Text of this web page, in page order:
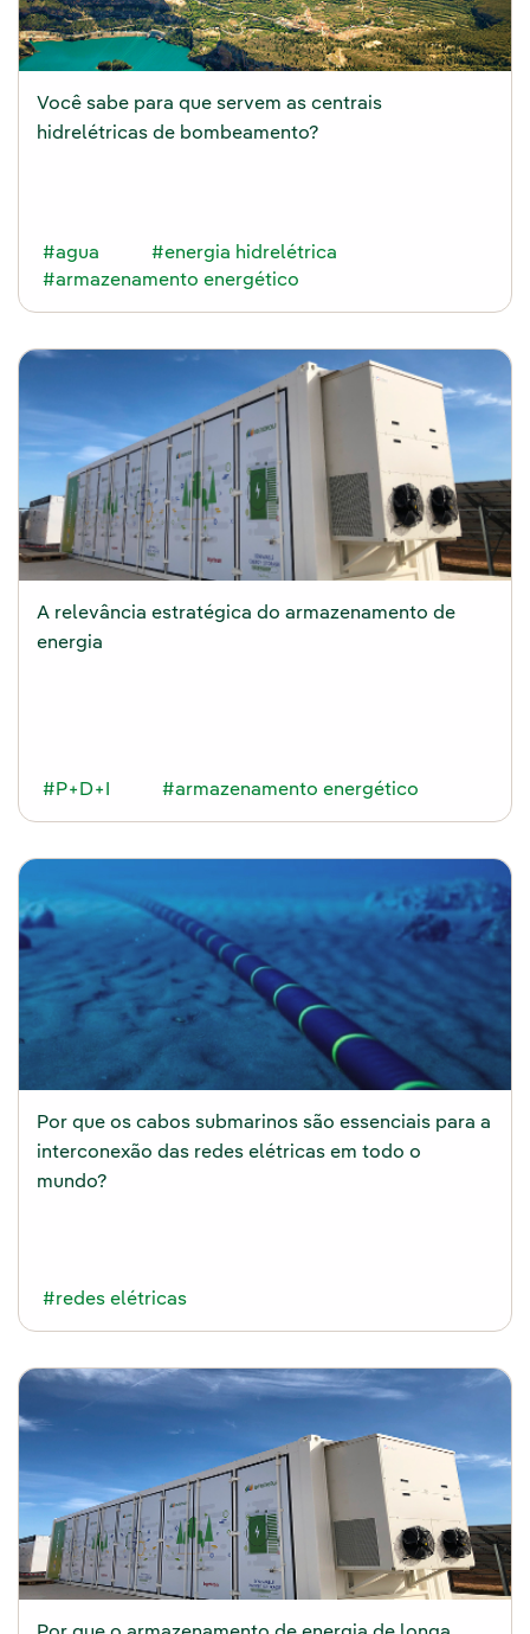
Você sabe para que servem as centrais
hidrelétricas de bombeamento?
#agua
#energia hidrelétrica
#armazenamento energético
A relevância estratégica do armazenamento de
energia
#P+D+I #armazenamento energético
Por que os cabos submarinos são essenciais para a
interconexão das redes elétricas em todo o
mundo?
#redes elétricas